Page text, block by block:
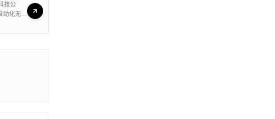
技公
化无人
倾转旋翼